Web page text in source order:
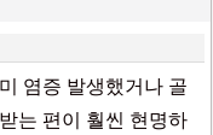
염증 발생했거나 골
는 편이 훨씬 현명하